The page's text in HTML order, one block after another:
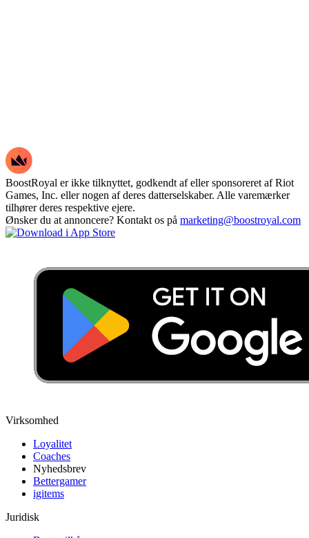
BoostRoyal er ikke tilknyttet, godkendt af eller sponsoreret af Riot
Games, Inc. eller nogen af deres datterselskaber. Alle varemærker
tilhører deres respektive ejere.
Ønsker du at annoncere? Kontakt os på marketing@boostroyal.com
Virksomhed
Loyalitet
Coaches
Nyhedsbrev
Bettergamer
igitems
Juridisk